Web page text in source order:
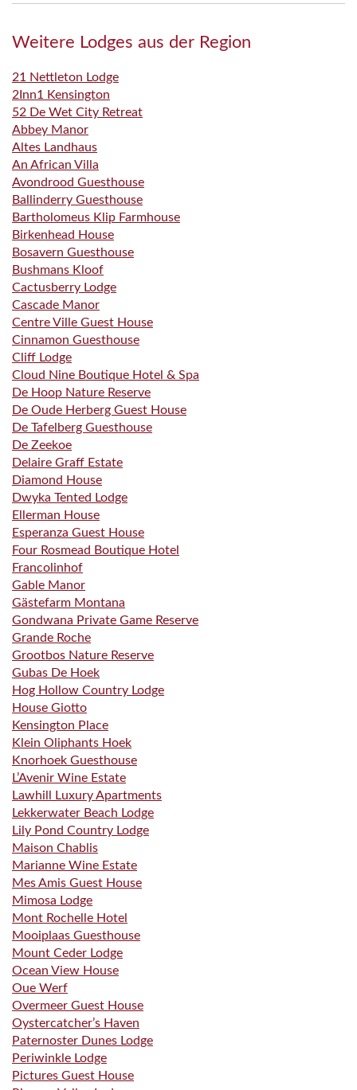
Weitere Lodges aus der Region
21 Nettleton Lodge
2Inn1 Kensington
52 De Wet City Retreat
Abbey Manor
Altes Landhaus
An African Villa
Avondrood Guesthouse
Ballinderry Guesthouse
Bartholomeus Klip Farmhouse
Birkenhead House
Bosavern Guesthouse
Bushmans Kloof
Cactusberry Lodge
Cascade Manor
Centre Ville Guest House
Cinnamon Guesthouse
Cliff Lodge
Cloud Nine Boutique Hotel & Spa
De Hoop Nature Reserve
De Oude Herberg Guest House
De Tafelberg Guesthouse
De Zeekoe
Delaire Graff Estate
Diamond House
Dwyka Tented Lodge
Ellerman House
Esperanza Guest House
Four Rosmead Boutique Hotel
Francolinhof
Gable Manor
Gästefarm Montana
Gondwana Private Game Reserve
Grande Roche
Grootbos Nature Reserve
Gubas De Hoek
Hog Hollow Country Lodge
House Giotto
Kensington Place
Klein Oliphants Hoek
Knorhoek Guesthouse
L’Avenir Wine Estate
Lawhill Luxury Apartments
Lekkerwater Beach Lodge
Lily Pond Country Lodge
Maison Chablis
Marianne Wine Estate
Mes Amis Guest House
Mimosa Lodge
Mont Rochelle Hotel
Mooiplaas Guesthouse
Mount Ceder Lodge
Ocean View House
Oue Werf
Overmeer Guest House
Oystercatcher’s Haven
Paternoster Dunes Lodge
Periwinkle Lodge
Pictures Guest House